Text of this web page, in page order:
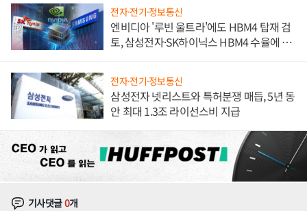
전자·전기·정보통신
엔비디아 '루빈 울트라'에도 HBM4 탑재 검
토, 삼성전자·SK하이닉스 HBM4 수율에 주
전자·전기·정보통신
삼성전자 넷리스트와 특허분쟁 매듭, 5년 동
안 최대 1.3조 라이선스비 지급
기사댓글0개